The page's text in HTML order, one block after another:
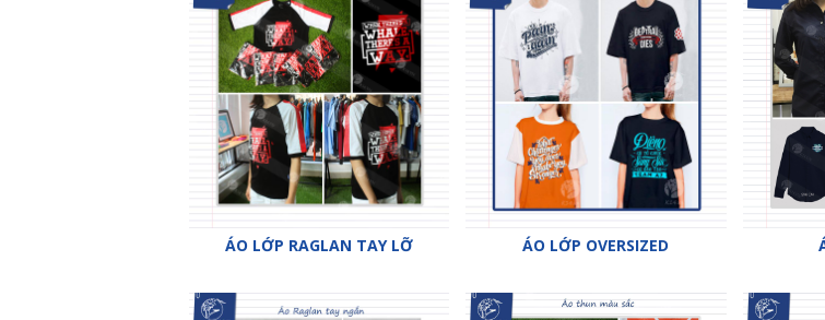
ÁO LỚP RAGLAN TAY LỠ ÁO LỚP OVERSIZED